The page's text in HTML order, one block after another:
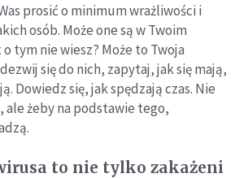
prosić o minimum wrażliwości i
osób. Może one są w Twoim
tym nie wiesz? Może to Twoja
się do nich, zapytaj, jak się mają,
Dowiedz się, jak spędzają czas. Nie
ale żeby na podstawie tego,
to nie tylko zakażeni